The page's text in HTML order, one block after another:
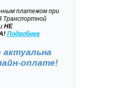
платежом при
Транспортной
НЕ
Подробнее
оплате!